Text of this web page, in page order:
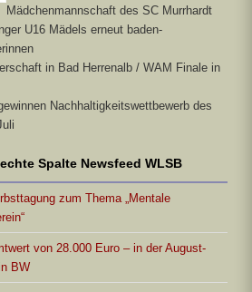
Mädchenmannschaft des SC Murrhardt
U16 Mädels erneut baden-
in Bad Herrenalb / WAM Finale in
Nachhaltigkeitswettbewerb des
Spalte Newsfeed WLSB
zum Thema „Mentale
von 28.000 Euro – in der August-
BW